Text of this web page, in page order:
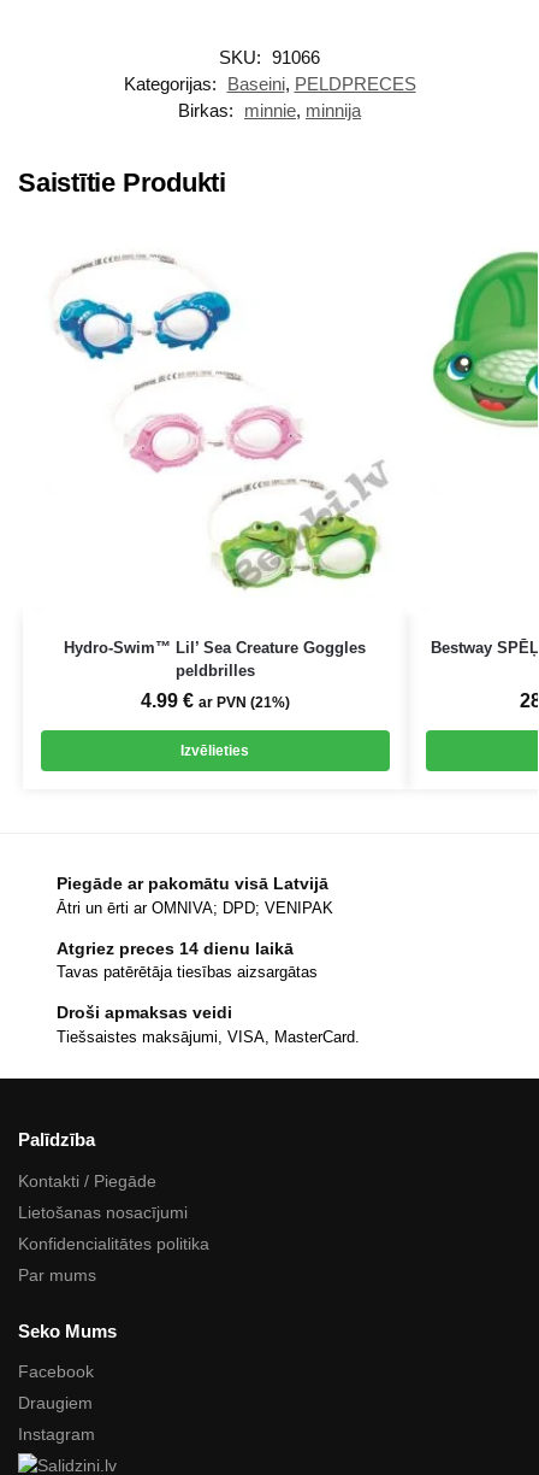
SKU: 91066
Kategorijas:
Baseini, PELDPRECES
Birkas:
minnie, minnija
Saistītie Produkti
Hydro-Swim™ Lil’ Sea Creature Goggles
peldbrilles
4.99 € ar PVN (21%)
Izvēlieties
Bestway
Piegāde ar pakomātu visā Latvijā
Ātri un ērti ar OMNIVA; DPD; VENIPAK
Atgriez preces 14 dienu laikā
Tavas patērētāja tiesības aizsargātas
Droši apmaksas veidi
Tiešsaistes maksājumi, VISA, MasterCard.
Palīdzība
Kontakti / Piegāde
Lietošanas nosacījumi
Konfidencialitātes politika
Par mums
Seko Mums
Facebook
Draugiem
Instagram